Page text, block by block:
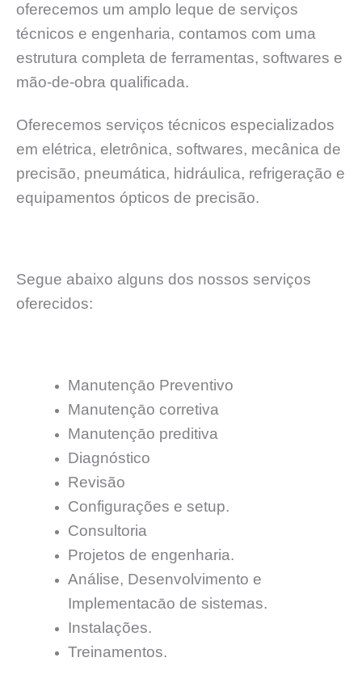
oferecemos um amplo leque de serviços
técnicos e engenharia, contamos com uma
estrutura completa de ferramentas, softwares e
mão-de-obra qualificada.
Oferecemos serviços técnicos especializados
em elétrica, eletrônica, softwares, mecânica de
precisão, pneumática, hidráulica, refrigeração e
equipamentos ópticos de precisão.
Segue abaixo alguns dos nossos serviços
oferecidos:
Manutençāo Preventivo
Manutençāo corretiva
Manutençāo preditiva
Diagnóstico
Revisão
Configurações e setup.
Consultoria
Projetos de engenharia.
Análise, Desenvolvimento e
Implementacāo de sistemas.
Instalações.
Treinamentos.